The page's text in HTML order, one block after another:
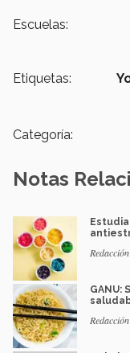
Escuelas:
Etiquetas:
Categoría:
Notas
GANU: